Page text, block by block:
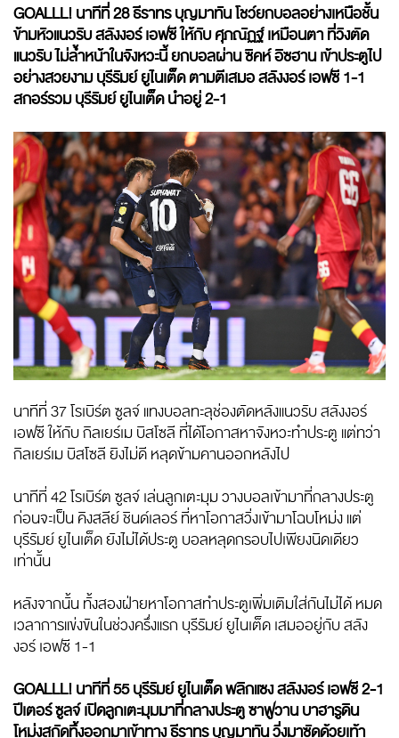
GOALLL! นาทีที่ 28 ธีราทร บุญมาทัน โชว์ยกบอลอย่างเหนือชั้น
ข้ามหัวแนวรับ สลังงอร์ เอฟซี ให้กับ ศุภณัฏฐ์ เหมือนตา ที่วิงตัด
แนวรับ ไม่ล้ำหน้าในจังหวะนี้ ยกบอลผ่าน ซิคห์ อิซฮาน เข้าประตูไป
อย่างสวยงาม บุรีรัมย์ ยูไนเต็ด ตามตีเสมอ สลังงอร์ เอฟซี 1-1
สกอร์รวม บุรีรัมย์ ยูไนเต็ด นำอยู่ 2-1
นาทีที่ 37 โรเบิร์ต ซูลจ์ แทงบอลทะลุช่องตัดหลังแนวรับ สลังงอร์
เอฟซี ให้กับ กิลเยร์เม บิสโซลี ที่ได้โอกาสหาจังหวะทำประตู แต่ทว่า
กิลเยร์เม บิสโซลี ยิงไม่ดี หลุดข้ามคานออกหลังไป
นาทีที่ 42 โรเบิร์ต ซูลจ์ เล่นลูกเตะมุม วางบอลเข้ามาที่กลางประตู
ก่อนจะเป็น คิงสลีย์ ชินด์เลอร์ ที่หาโอกาสวิ่งเข้ามาโฉบโหม่ง แต่
บุรีรัมย์ ยูไนเต็ด ยังไม่ได้ประตู บอลหลุดกรอบไปเพียงนิดเดียว
เท่านั้น
หลังจากนั้น ทั้งสองฝ่ายหาโอกาสทำประตูเพิ่มเติมใส่กันไม่ได้ หมด
เวลาการแข่งขันในช่วงครึ่งแรก บุรีรัมย์ ยูไนเต็ด เสมออยู่กับ สลัง
งอร์ เอฟซี 1-1
GOALLL! นาทีที่ 55 บุรีรัมย์ ยูไนเต็ด พลิกแซง สลังงอร์ เอฟซี 2-1
ปีเตอร์ ซูลจ์ เปิดลูกเตะมุมมาที่กลางประตู ซาฟูวาน บาฮารูดิน
โหม่งสกัดทิ้งออกมาเข้าทาง ธีราทร บุญมาทัน วิ่งมาซัดด้วยเท้า